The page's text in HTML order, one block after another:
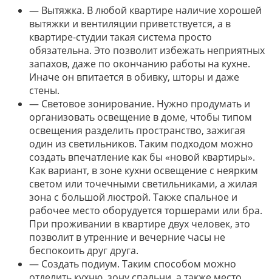
— Вытяжка. В любой квартире наличие хорошей
вытяжки и вентиляции приветствуется, а в
квартире-студии такая система просто
обязательна. Это позволит избежать неприятных
запахов, даже по окончанию работы на кухне.
Иначе он впитается в обивку, шторы и даже
стены.
— Световое зонирование. Нужно продумать и
организовать освещение в доме, чтобы типом
освещения разделить пространство, зажигая
один из светильников. Таким подходом можно
создать впечатление как бы «новой квартиры».
Как вариант, в зоне кухни освещение с неярким
светом или точечными светильниками, а жилая
зона с большой люстрой. Также спальное и
рабочее место оборудуется торшерами или бра.
При проживании в квартире двух человек, это
позволит в утренние и вечерние часы не
беспокоить друг друга.
— Создать подиум. Таким способом можно